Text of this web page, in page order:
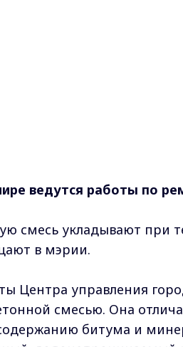
ведутся работы по
смесь укладывают при
в мэрии.
Центра управления
смесью. Она
битума и